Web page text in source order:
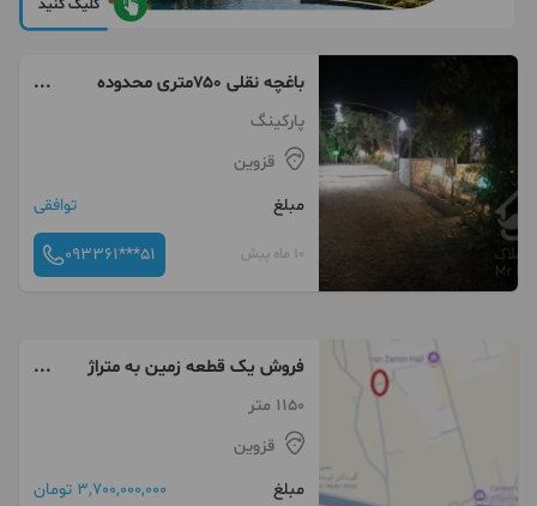
کلیک کنید
باغچه نقلی ۷۵۰متری محدوده
غریبکش
پارکینگ
قزوین
مبلغ
توافقی
10 ماه پیش 093361***51
فروش یک قطعه زمین به متراژ
1150 متر
1150 متر
قزوین
مبلغ
3,700,000,000 تومان